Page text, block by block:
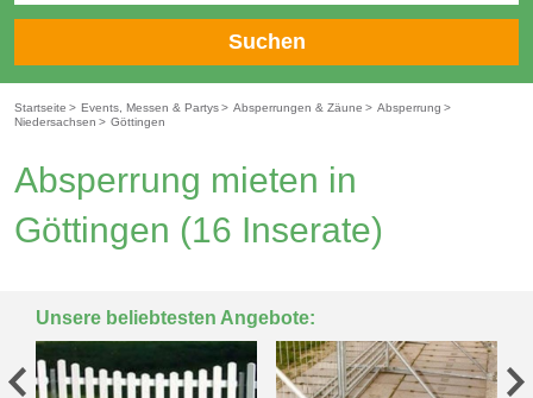
Suchen
Startseite > Events, Messen & Partys> Absperrungen & Zäune > Absperrung >
Niedersachsen > Göttingen
Absperrung mieten in
Göttingen (16 Inserate)
Unsere beliebtesten Angebote: